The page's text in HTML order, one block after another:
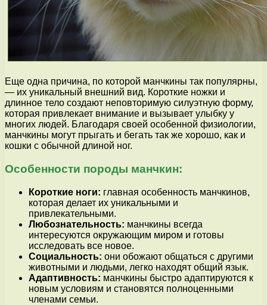
Еще одна причина, по которой манчкины так популярны,
— их уникальный внешний вид. Короткие ножки и
длинное тело создают неповторимую силуэтную форму,
которая привлекает внимание и вызывает улыбку у
многих людей. Благодаря своей особенной физиологии,
манчкины могут прыгать и бегать так же хорошо, как и
кошки с обычной длиной ног.
Особенности породы манчкин:
Короткие ноги: главная особенность манчкинов,
которая делает их уникальными и
привлекательными.
Любознательность: манчкины всегда
интересуются окружающим миром и готовы
исследовать все новое.
Социальность: они обожают общаться с другими
животными и людьми, легко находят общий язык.
Адаптивность: манчкины быстро адаптируются к
новым условиям и становятся полноценными
членами семьи.